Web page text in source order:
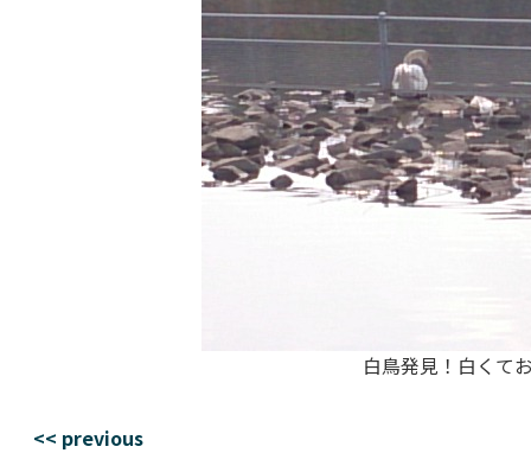
白鳥発見！白くて
<< previous